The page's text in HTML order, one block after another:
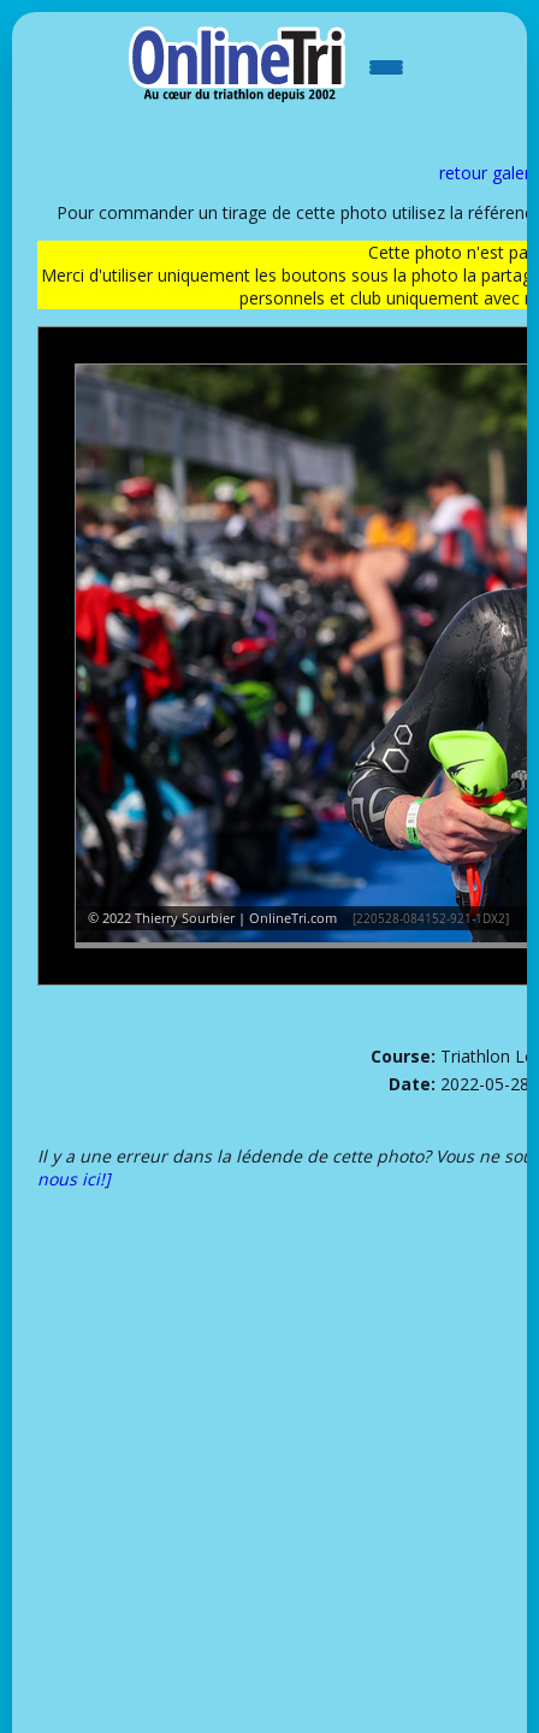
retour
Pour commander un tirage de cette photo utilisez la
Cette photo n'est
Merci d'utiliser uniquement les boutons sous la photo la
personnels et club uniquement avec
Course: Triathlon
Date: 2022-05-28
Il y a une erreur dans la lédende de cette photo? Vous ne
nous ici!]